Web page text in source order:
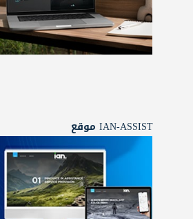
IAN-ASSIST موقع